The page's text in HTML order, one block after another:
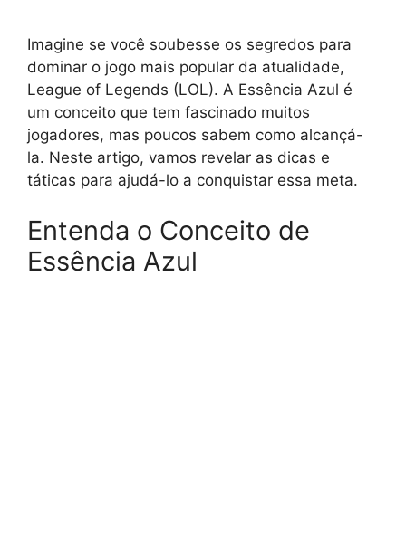
Imagine se você soubesse os segredos para
dominar o jogo mais popular da atualidade,
League of Legends (LOL). A Essência Azul é
um conceito que tem fascinado muitos
jogadores, mas poucos sabem como alcançá-
la. Neste artigo, vamos revelar as dicas e
táticas para ajudá-lo a conquistar essa meta.
Entenda o Conceito de
Essência Azul